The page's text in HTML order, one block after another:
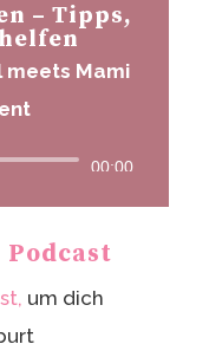
– Tipps,
meets Mami
00:00
um dich